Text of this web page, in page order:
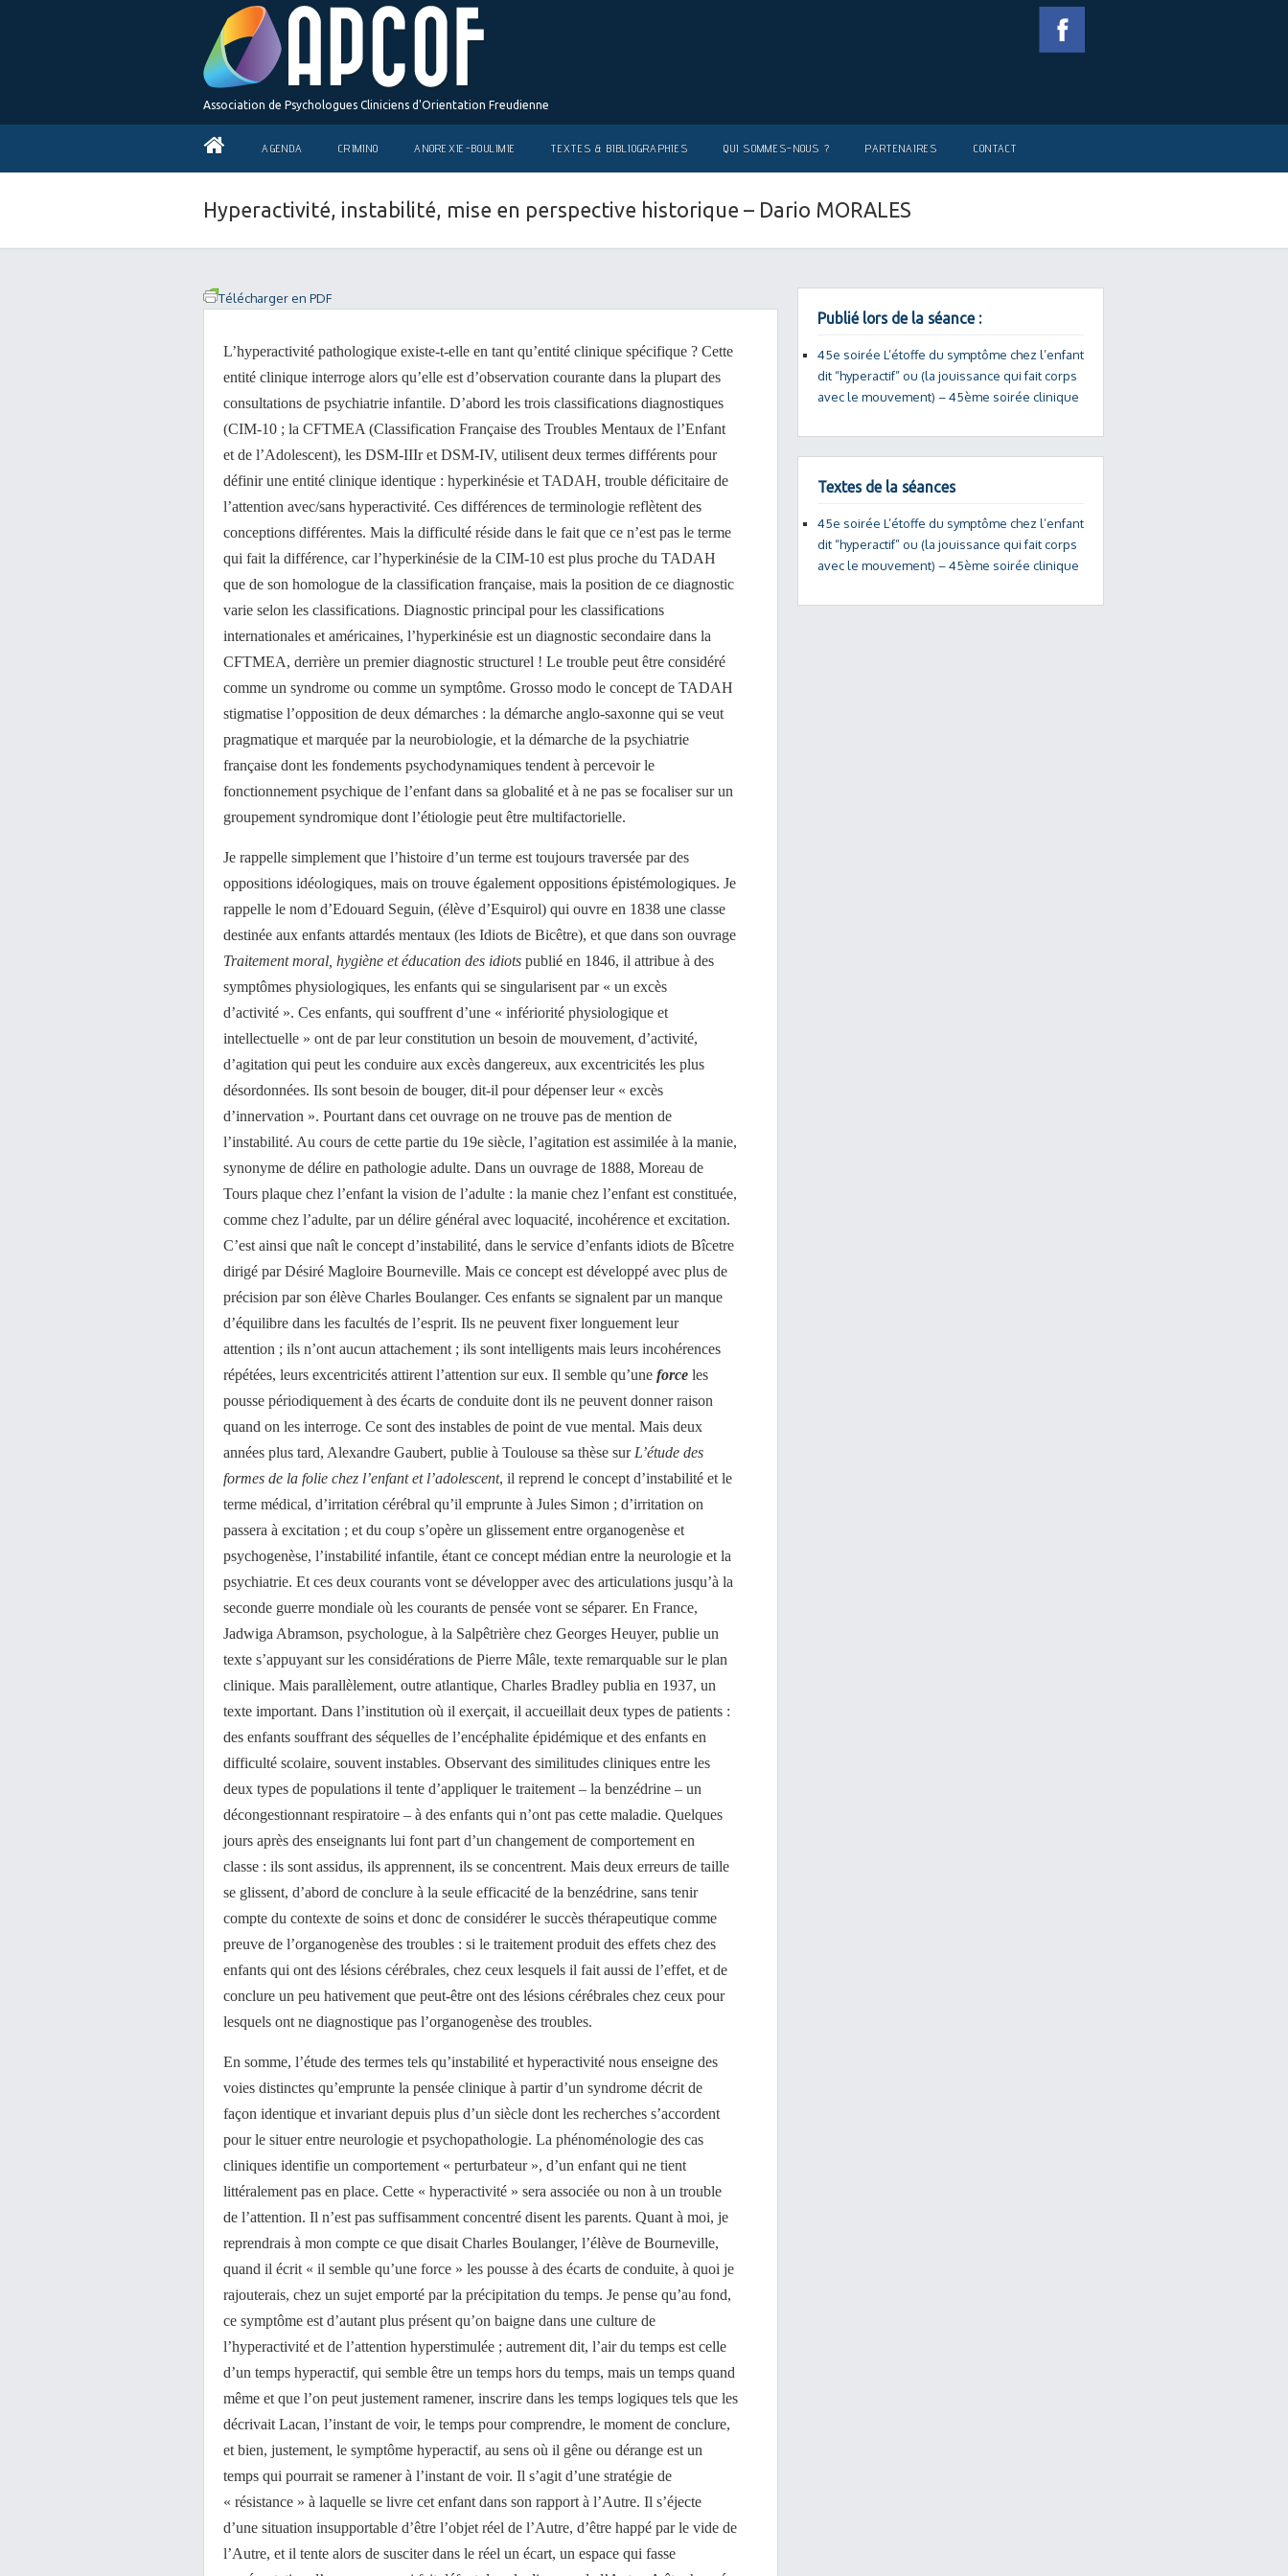
Association de Psychologues Cliniciens d'Orientation Freudienne
AGENDA CRIMINO ANOREXIE-BOULIMIE TEXTES & BIBLIOGRAPHIES QUI SOMMES-NOUS ? PARTENAIRES CONTACT
Hyperactivité, instabilité, mise en perspective historique – Dario MORALES
Télécharger en PDF
L’hyperactivité pathologique existe-t-elle en tant qu’entité clinique spécifique ? Cette
entité clinique interroge alors qu’elle est d’observation courante dans la plupart des
consultations de psychiatrie infantile. D’abord les trois classifications diagnostiques
(CIM-10 ; la CFTMEA (Classification Française des Troubles Mentaux de l’Enfant
et de l’Adolescent), les DSM-IIIr et DSM-IV, utilisent deux termes différents pour
définir une entité clinique identique : hyperkinésie et TADAH, trouble déficitaire de
l’attention avec/sans hyperactivité. Ces différences de terminologie reflètent des
conceptions différentes. Mais la difficulté réside dans le fait que ce n’est pas le terme
qui fait la différence, car l’hyperkinésie de la CIM-10 est plus proche du TADAH
que de son homologue de la classification française, mais la position de ce diagnostic
varie selon les classifications. Diagnostic principal pour les classifications
internationales et américaines, l’hyperkinésie est un diagnostic secondaire dans la
CFTMEA, derrière un premier diagnostic structurel ! Le trouble peut être considéré
comme un syndrome ou comme un symptôme. Grosso modo le concept de TADAH
stigmatise l’opposition de deux démarches : la démarche anglo-saxonne qui se veut
pragmatique et marquée par la neurobiologie, et la démarche de la psychiatrie
française dont les fondements psychodynamiques tendent à percevoir le
fonctionnement psychique de l’enfant dans sa globalité et à ne pas se focaliser sur un
groupement syndromique dont l’étiologie peut être multifactorielle.
Je rappelle simplement que l’histoire d’un terme est toujours traversée par des
oppositions idéologiques, mais on trouve également oppositions épistémologiques. Je
rappelle le nom d’Edouard Seguin, (élève d’Esquirol) qui ouvre en 1838 une classe
destinée aux enfants attardés mentaux (les Idiots de Bicêtre), et que dans son ouvrage
Traitement moral, hygiène et éducation des idiots publié en 1846, il attribue à des
symptômes physiologiques, les enfants qui se singularisent par « un excès
d’activité ». Ces enfants, qui souffrent d’une « infériorité physiologique et
intellectuelle » ont de par leur constitution un besoin de mouvement, d’activité,
d’agitation qui peut les conduire aux excès dangereux, aux excentricités les plus
désordonnées. Ils sont besoin de bouger, dit-il pour dépenser leur « excès
d’innervation ». Pourtant dans cet ouvrage on ne trouve pas de mention de
l’instabilité. Au cours de cette partie du 19e siècle, l’agitation est assimilée à la manie,
synonyme de délire en pathologie adulte. Dans un ouvrage de 1888, Moreau de
Tours plaque chez l’enfant la vision de l’adulte : la manie chez l’enfant est constituée,
comme chez l’adulte, par un délire général avec loquacité, incohérence et excitation.
C’est ainsi que naît le concept d’instabilité, dans le service d’enfants idiots de Bîcetre
dirigé par Désiré Magloire Bourneville. Mais ce concept est développé avec plus de
précision par son élève Charles Boulanger. Ces enfants se signalent par un manque
d’équilibre dans les facultés de l’esprit. Ils ne peuvent fixer longuement leur
attention ; ils n’ont aucun attachement ; ils sont intelligents mais leurs incohérences
répétées, leurs excentricités attirent l’attention sur eux. Il semble qu’une force les
pousse périodiquement à des écarts de conduite dont ils ne peuvent donner raison
quand on les interroge. Ce sont des instables de point de vue mental. Mais deux
années plus tard, Alexandre Gaubert, publie à Toulouse sa thèse sur L’étude des
formes de la folie chez l’enfant et l’adolescent, il reprend le concept d’instabilité et le
terme médical, d’irritation cérébral qu’il emprunte à Jules Simon ; d’irritation on
passera à excitation ; et du coup s’opère un glissement entre organogenèse et
psychogenèse, l’instabilité infantile, étant ce concept médian entre la neurologie et la
psychiatrie. Et ces deux courants vont se développer avec des articulations jusqu’à la
seconde guerre mondiale où les courants de pensée vont se séparer. En France,
Jadwiga Abramson, psychologue, à la Salpêtrière chez Georges Heuyer, publie un
texte s’appuyant sur les considérations de Pierre Mâle, texte remarquable sur le plan
clinique. Mais parallèlement, outre atlantique, Charles Bradley publia en 1937, un
texte important. Dans l’institution où il exerçait, il accueillait deux types de patients :
des enfants souffrant des séquelles de l’encéphalite épidémique et des enfants en
difficulté scolaire, souvent instables. Observant des similitudes cliniques entre les
deux types de populations il tente d’appliquer le traitement – la benzédrine – un
décongestionnant respiratoire – à des enfants qui n’ont pas cette maladie. Quelques
jours après des enseignants lui font part d’un changement de comportement en
classe : ils sont assidus, ils apprennent, ils se concentrent. Mais deux erreurs de taille
se glissent, d’abord de conclure à la seule efficacité de la benzédrine, sans tenir
compte du contexte de soins et donc de considérer le succès thérapeutique comme
preuve de l’organogenèse des troubles : si le traitement produit des effets chez des
enfants qui ont des lésions cérébrales, chez ceux lesquels il fait aussi de l’effet, et de
conclure un peu hativement que peut-être ont des lésions cérébrales chez ceux pour
lesquels ont ne diagnostique pas l’organogenèse des troubles.
En somme, l’étude des termes tels qu’instabilité et hyperactivité nous enseigne des
voies distinctes qu’emprunte la pensée clinique à partir d’un syndrome décrit de
façon identique et invariant depuis plus d’un siècle dont les recherches s’accordent
pour le situer entre neurologie et psychopathologie. La phénoménologie des cas
cliniques identifie un comportement « perturbateur », d’un enfant qui ne tient
littéralement pas en place. Cette « hyperactivité » sera associée ou non à un trouble
de l’attention. Il n’est pas suffisamment concentré disent les parents. Quant à moi, je
reprendrais à mon compte ce que disait Charles Boulanger, l’élève de Bourneville,
quand il écrit « il semble qu’une force » les pousse à des écarts de conduite, à quoi je
rajouterais, chez un sujet emporté par la précipitation du temps. Je pense qu’au fond,
ce symptôme est d’autant plus présent qu’on baigne dans une culture de
l’hyperactivité et de l’attention hyperstimulée ; autrement dit, l’air du temps est celle
d’un temps hyperactif, qui semble être un temps hors du temps, mais un temps quand
même et que l’on peut justement ramener, inscrire dans les temps logiques tels que les
décrivait Lacan, l’instant de voir, le temps pour comprendre, le moment de conclure,
et bien, justement, le symptôme hyperactif, au sens où il gêne ou dérange est un
temps qui pourrait se ramener à l’instant de voir. Il s’agit d’une stratégie de
« résistance » à laquelle se livre cet enfant dans son rapport à l’Autre. Il s’éjecte
d’une situation insupportable d’être l’objet réel de l’Autre, d’être happé par le vide de
l’Autre, et il tente alors de susciter dans le réel un écart, un espace qui fasse
Publié lors de la séance :
45e soirée L’étoffe du symptôme chez l’enfant
dit “hyperactif” ou (la jouissance qui fait corps
avec le mouvement) – 45ème soirée clinique
Textes de la séances
45e soirée L’étoffe du symptôme chez l’enfant
dit “hyperactif” ou (la jouissance qui fait corps
avec le mouvement) – 45ème soirée clinique